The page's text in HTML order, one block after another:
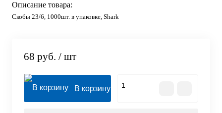
Описание товара:
Скобы 23/6, 1000шт. в упаковке, Shark
68 руб. / шт
В корзину